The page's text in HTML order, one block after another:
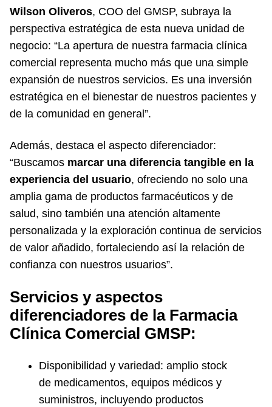
Wilson Oliveros, COO del GMSP, subraya la
perspectiva estratégica de esta nueva unidad de
negocio: “La apertura de nuestra farmacia clínica
comercial representa mucho más que una simple
expansión de nuestros servicios. Es una inversión
estratégica en el bienestar de nuestros pacientes y
de la comunidad en general”.
Además, destaca el aspecto diferenciador:
“Buscamos marcar una diferencia tangible en la
experiencia del usuario, ofreciendo no solo una
amplia gama de productos farmacéuticos y de
salud, sino también una atención altamente
personalizada y la exploración continua de servicios
de valor añadido, fortaleciendo así la relación de
confianza con nuestros usuarios”.
Servicios y aspectos
diferenciadores de la Farmacia
Clínica Comercial GMSP:
Disponibilidad y variedad: amplio stock
de medicamentos, equipos médicos y
suministros, incluyendo productos